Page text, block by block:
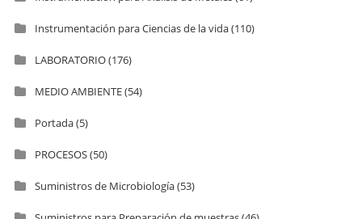
Instrumentación para Ciencias de la vida(110)
LABORATORIO(176)
MEDIO AMBIENTE(54)
Portada(5)
PROCESOS(50)
Suministros de Microbiología(53)